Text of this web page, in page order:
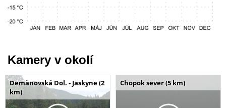
Kamery v okolí
Demänovská Dol. - Jaskyne (2
km)
Chopok sever (5 km)